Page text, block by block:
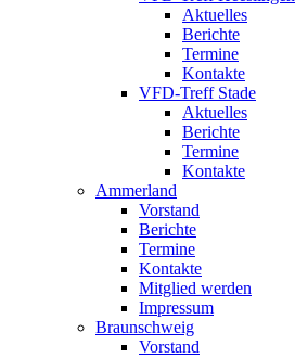
Aktuelles
Berichte
Termine
Kontakte
VFD-Treff Stade
Aktuelles
Berichte
Termine
Kontakte
Ammerland
Vorstand
Berichte
Termine
Kontakte
Mitglied werden
Impressum
Braunschweig
Vorstand